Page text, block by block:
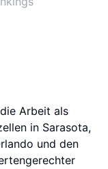
Arbeit als
in Sarasota,
und den